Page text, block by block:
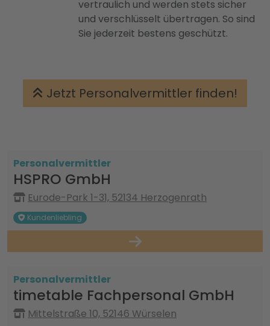
vertraulich und werden stets sicher
und verschlüsselt übertragen. So sind
Sie jederzeit bestens geschützt.
Jetzt Personalvermittler finden!
Personalvermittler
HSPRO GmbH
Eurode-Park 1-31, 52134 Herzogenrath
Kundenliebling
Personalvermittler
timetable Fachpersonal GmbH
Mittelstraße 10, 52146 Würselen